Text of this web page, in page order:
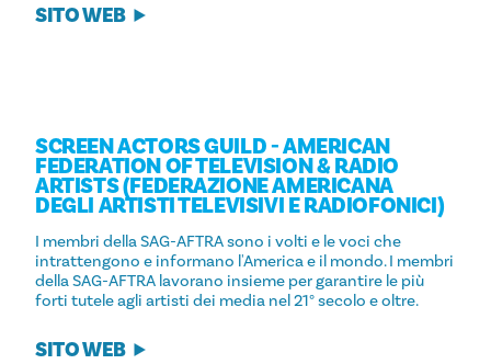
SITO WEB
SCREEN ACTORS GUILD - AMERICAN
FEDERATION OF TELEVISION & RADIO
ARTISTS (FEDERAZIONE AMERICANA
DEGLI ARTISTI TELEVISIVI E RADIOFONICI)
I membri della SAG-AFTRA sono i volti e le voci che
intrattengono e informano l'America e il mondo. I membri
della SAG-AFTRA lavorano insieme per garantire le più
forti tutele agli artisti dei media nel 21° secolo e oltre.
SITO WEB